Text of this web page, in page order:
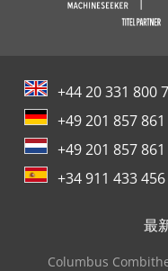
+44 20 331 800
+49 201 857
+49 201 857
+34 911 433 456
最
Columbus